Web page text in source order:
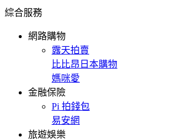
綜合服務
網路購物
露天拍賣
比比昂日本購物
媽咪愛
金融保險
Pi 拍錢包
易安網
旅遊娛樂